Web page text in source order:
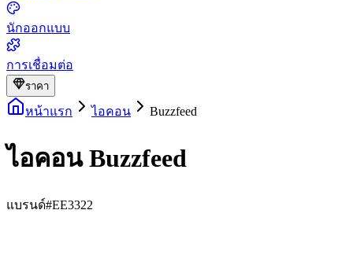
นักออกแบบ
การเชื่อมต่อ
ราคา
หน้าแรก ไอคอน Buzzfeed
ไอคอน Buzzfeed
แบรนด์#EE3322